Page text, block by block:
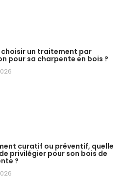
un traitement par
pour sa charpente en bois ?
curatif ou préventif, quelle
privilégier pour son bois de
?